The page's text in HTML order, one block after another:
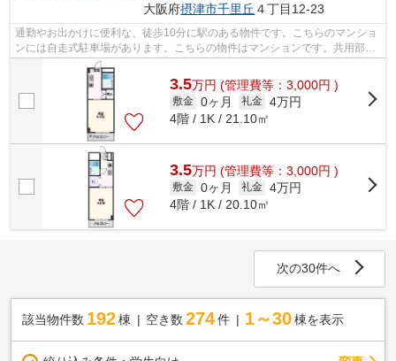
大阪府摂津市千里丘 ４丁目12-23
通勤やお出かけに便利な、徒歩10分に駅のある物件です。こちらのマンショ
ンには自走式駐車場があります。こちらの物件はマンションです。共用部に
は敷地内ごみ置き場・エレベータなど...
3.5万円 (管理費等：3,000円 )
敷金 0ヶ月 礼金 4万円
4階 / 1K / 21.10㎡
3.5万円 (管理費等：3,000円 )
敷金 0ヶ月 礼金 4万円
4階 / 1K / 20.10㎡
次の30件へ
該当物件数 192棟 空き数 274 件 1～30 棟を表示